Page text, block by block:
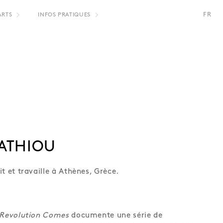
INFOS PRATIQUES FR
et travaille à Athènes, Grèce.
Comesdocumente une série de